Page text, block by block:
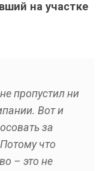
на участке
пропустил ни
Вот и
за
что
– это не